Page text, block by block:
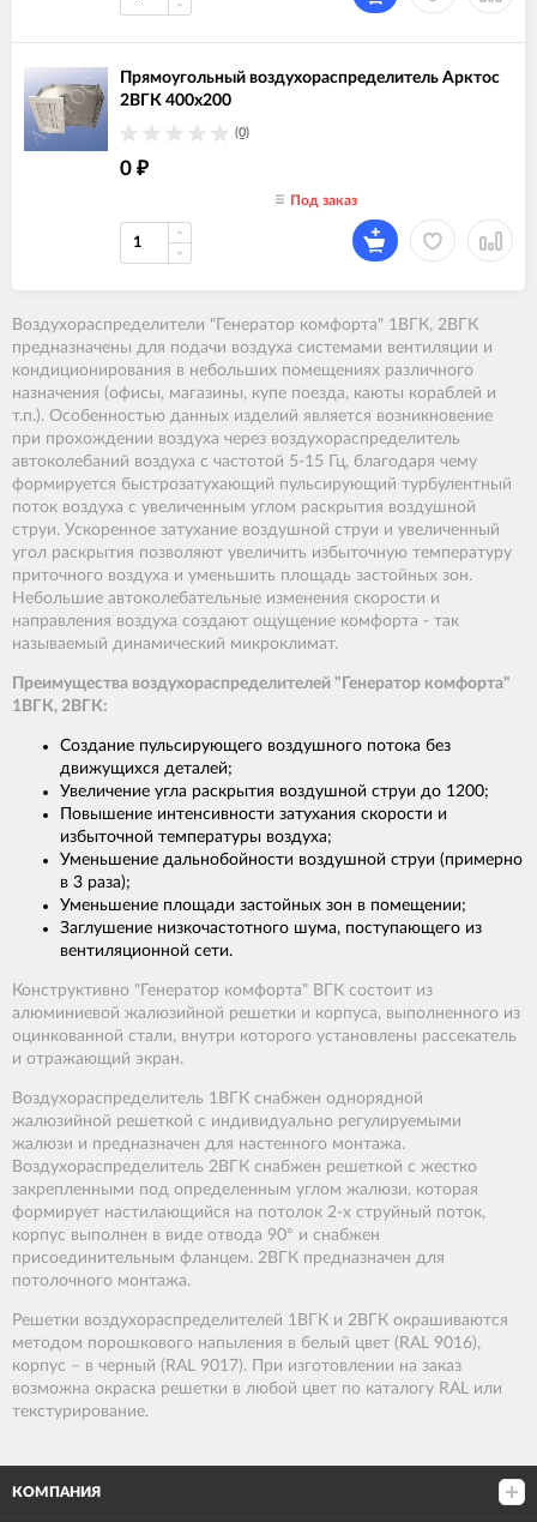
Прямоугольный воздухораспределитель Арктос
2ВГК 400х200
(0)
0 ₽
Под заказ
Воздухораспределители "Генератор комфорта" 1ВГК, 2ВГК
предназначены для подачи воздуха системами вентиляции и
кондиционирования в небольших помещениях различного
назначения (офисы, магазины, купе поезда, каюты кораблей и
т.п.). Особенностью данных изделий является возникновение
при прохождении воздуха через воздухораспределитель
автоколебаний воздуха с частотой 5-15 Гц, благодаря чему
формируется быстрозатухающий пульсирующий турбулентный
поток воздуха с увеличенным углом раскрытия воздушной
струи. Ускоренное затухание воздушной струи и увеличенный
угол раскрытия позволяют увеличить избыточную температуру
приточного воздуха и уменьшить площадь застойных зон.
Небольшие автоколебательные изменения скорости и
направления воздуха создают ощущение комфорта - так
называемый динамический микроклимат.
Преимущества воздухораспределителей "Генератор комфорта"
1ВГК, 2ВГК:
Создание пульсирующего воздушного потока без
движущихся деталей;
Увеличение угла раскрытия воздушной струи до 1200;
Повышение интенсивности затухания скорости и
избыточной температуры воздуха;
Уменьшение дальнобойности воздушной струи (примерно
в 3 раза);
Уменьшение площади застойных зон в помещении;
Заглушение низкочастотного шума, поступающего из
вентиляционной сети.
Конструктивно "Генератор комфорта" ВГК состоит из
алюминиевой жалюзийной решетки и корпуса, выполненного из
оцинкованной стали, внутри которого установлены рассекатель
и отражающий экран.
Воздухораспределитель 1ВГК снабжен однорядной
жалюзийной решеткой с индивидуально регулируемыми
жалюзи и предназначен для настенного монтажа.
Воздухораспределитель 2ВГК снабжен решеткой с жестко
закрепленными под определенным углом жалюзи, которая
формирует настилающийся на потолок 2-х струйный поток,
корпус выполнен в виде отвода 90° и снабжен
присоединительным фланцем. 2ВГК предназначен для
потолочного монтажа.
Решетки воздухораспределителей 1ВГК и 2ВГК окрашиваются
методом порошкового напыления в белый цвет (RAL 9016),
корпус – в черный (RAL 9017). При изготовлении на заказ
возможна окраска решетки в любой цвет по каталогу RAL или
текстурирование.
КОМПАНИЯ